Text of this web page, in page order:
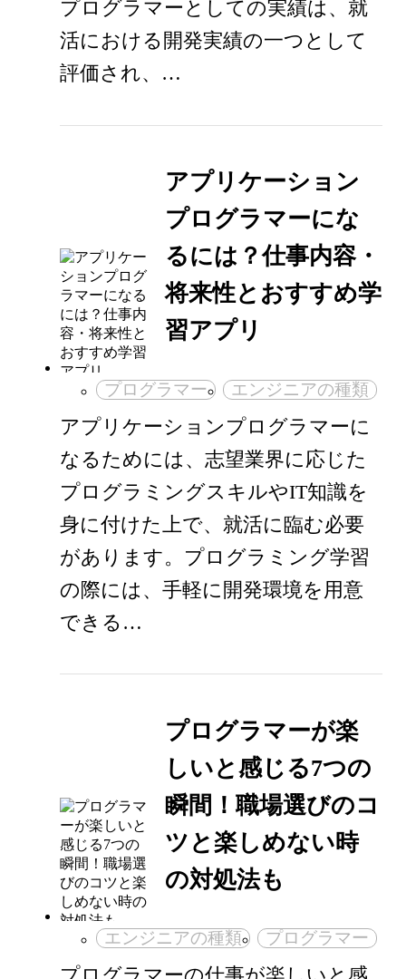
プログラマーとしての実績は、就
活における開発実績の一つとして
評価され、…
アプリケーション
プログラマーにな
るには？仕事内容・
将来性とおすすめ学
習アプリ
プログラマー エンジニアの種類
アプリケーションプログラマーに
なるためには、志望業界に応じた
プログラミングスキルやIT知識を
身に付けた上で、就活に臨む必要
があります。プログラミング学習
の際には、手軽に開発環境を用意
できる…
プログラマーが楽
しいと感じる7つの
瞬間！職場選びのコ
ツと楽しめない時
の対処法も
エンジニアの種類 プログラマー